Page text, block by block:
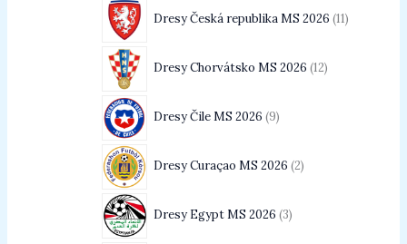
Dresy Česká republika MS 2026 11
Dresy Chorvátsko MS 2026 12
Dresy Čile MS 2026 9
Dresy Curaçao MS 2026 2
Dresy Egypt MS 2026 3